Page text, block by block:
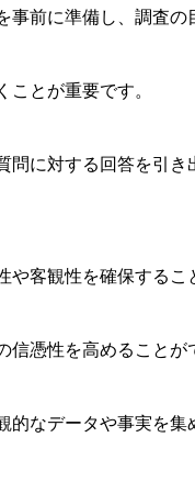
前に準備し、調査の
ことが重要です。
問に対する回答を引
客観性を確保するこ
憑性を高めることが
なデータや事実を集